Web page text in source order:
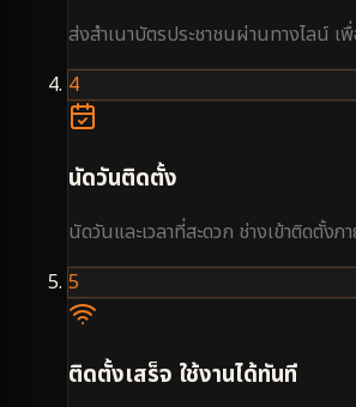
ส่งสำเนาบัตรประชาชนผ่านทางไลน์
4
นัดวันติดตั้ง
นัดวันและเวลาที่สะดวก ช่างเข้าติดตั้งภ
5
ติดตั้งเสร็จ ใช้งานได้ทันที